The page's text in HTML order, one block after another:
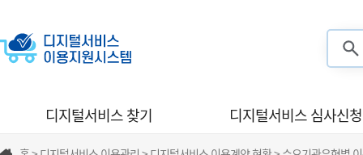
디지털서비스 찾기 디지털서비스 심사신청